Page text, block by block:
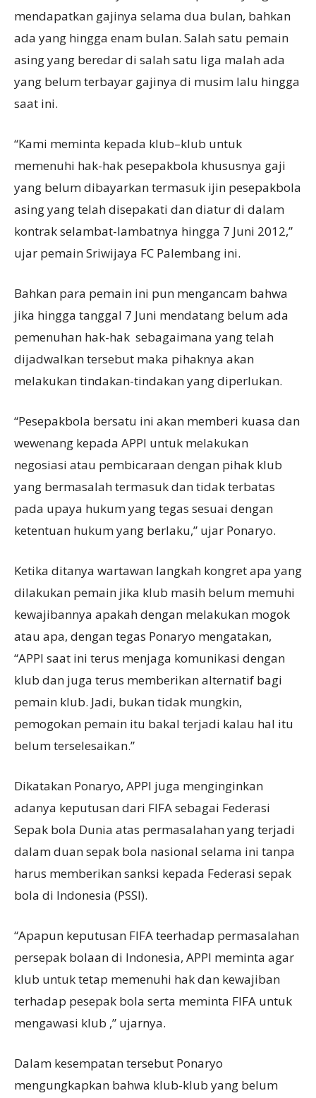
mendapatkan gajinya selama dua bulan, bahkan
ada yang hingga enam bulan. Salah satu pemain
asing yang beredar di salah satu liga malah ada
yang belum terbayar gajinya di musim lalu hingga
saat ini.
“Kami meminta kepada klub–klub untuk
memenuhi hak-hak pesepakbola khususnya gaji
yang belum dibayarkan termasuk ijin pesepakbola
asing yang telah disepakati dan diatur di dalam
kontrak selambat-lambatnya hingga 7 Juni 2012,”
ujar pemain Sriwijaya FC Palembang ini.
Bahkan para pemain ini pun mengancam bahwa
jika hingga tanggal 7 Juni mendatang belum ada
pemenuhan hak-hak sebagaimana yang telah
dijadwalkan tersebut maka pihaknya akan
melakukan tindakan-tindakan yang diperlukan.
“Pesepakbola bersatu ini akan memberi kuasa dan
wewenang kepada APPI untuk melakukan
negosiasi atau pembicaraan dengan pihak klub
yang bermasalah termasuk dan tidak terbatas
pada upaya hukum yang tegas sesuai dengan
ketentuan hukum yang berlaku,” ujar Ponaryo.
Ketika ditanya wartawan langkah kongret apa yang
dilakukan pemain jika klub masih belum memuhi
kewajibannya apakah dengan melakukan mogok
atau apa, dengan tegas Ponaryo mengatakan,
“APPI saat ini terus menjaga komunikasi dengan
klub dan juga terus memberikan alternatif bagi
pemain klub. Jadi, bukan tidak mungkin,
pemogokan pemain itu bakal terjadi kalau hal itu
belum terselesaikan.”
Dikatakan Ponaryo, APPI juga menginginkan
adanya keputusan dari FIFA sebagai Federasi
Sepak bola Dunia atas permasalahan yang terjadi
dalam duan sepak bola nasional selama ini tanpa
harus memberikan sanksi kepada Federasi sepak
bola di Indonesia (PSSI).
“Apapun keputusan FIFA teerhadap permasalahan
persepak bolaan di Indonesia, APPI meminta agar
klub untuk tetap memenuhi hak dan kewajiban
terhadap pesepak bola serta meminta FIFA untuk
mengawasi klub ,” ujarnya.
Dalam kesempatan tersebut Ponaryo
mengungkapkan bahwa klub-klub yang belum